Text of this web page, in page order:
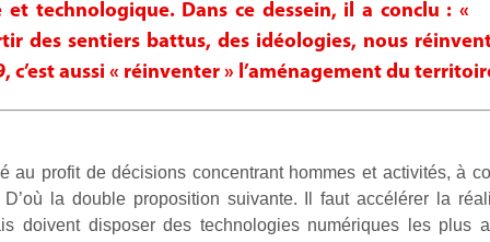
technologique. Dans ce dessein, il a conclu : «
des sentiers battus, des idéologies, nous
c’est aussi « réinventer » l’aménagement du
au profit de décisions concentrant hommes et activités, à
la double proposition suivante. Il faut accélérer la
doivent disposer des technologies numériques les plus